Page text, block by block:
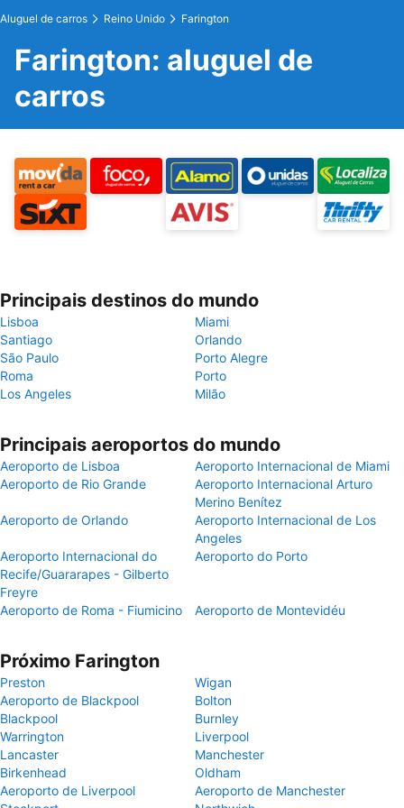
Aluguel de carros Reino Unido Farington
Farington: aluguel de
carros
Principais destinos do mundo
Lisboa
Miami
Santiago
Orlando
São Paulo
Porto Alegre
Roma
Porto
Los Angeles
Milão
Principais aeroportos do mundo
Aeroporto de Lisboa
Aeroporto Internacional de Miami
Aeroporto de Rio Grande
Aeroporto Internacional Arturo
Merino Benítez
Aeroporto de Orlando
Aeroporto Internacional de Los
Angeles
Aeroporto Internacional do
Recife/Guararapes - Gilberto
Freyre
Aeroporto do Porto
Aeroporto de Roma - Fiumicino Aeroporto de Montevidéu
Próximo Farington
Preston
Wigan
Aeroporto de Blackpool
Bolton
Blackpool
Burnley
Warrington
Liverpool
Lancaster
Manchester
Birkenhead
Oldham
Aeroporto de Liverpool
Aeroporto de Manchester